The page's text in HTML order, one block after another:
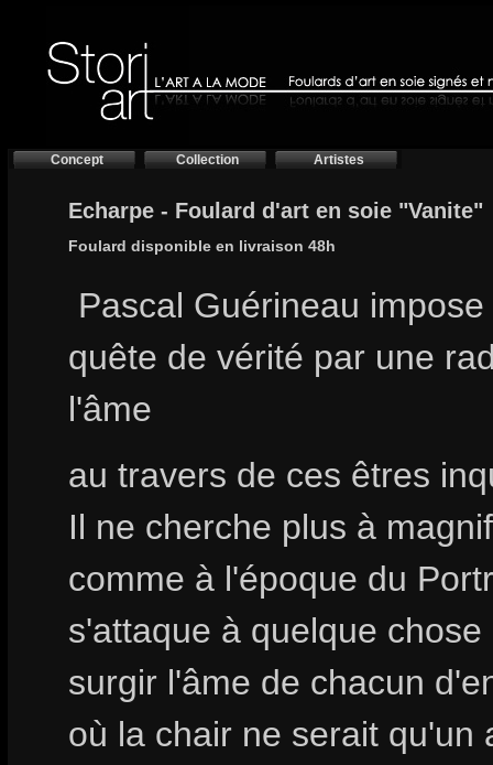
Concept Collection Artistes
Echarpe - Foulard d'art en soie "Vanite"
Foulard disponible en livraison 48h
Pascal Guérineau
quête de vérité par une
l'âme
au travers de ces êtres
Il ne cherche plus à
comme à l'époque du
s'attaque à quelque
surgir l'âme de chacun
où la chair ne serait qu'un